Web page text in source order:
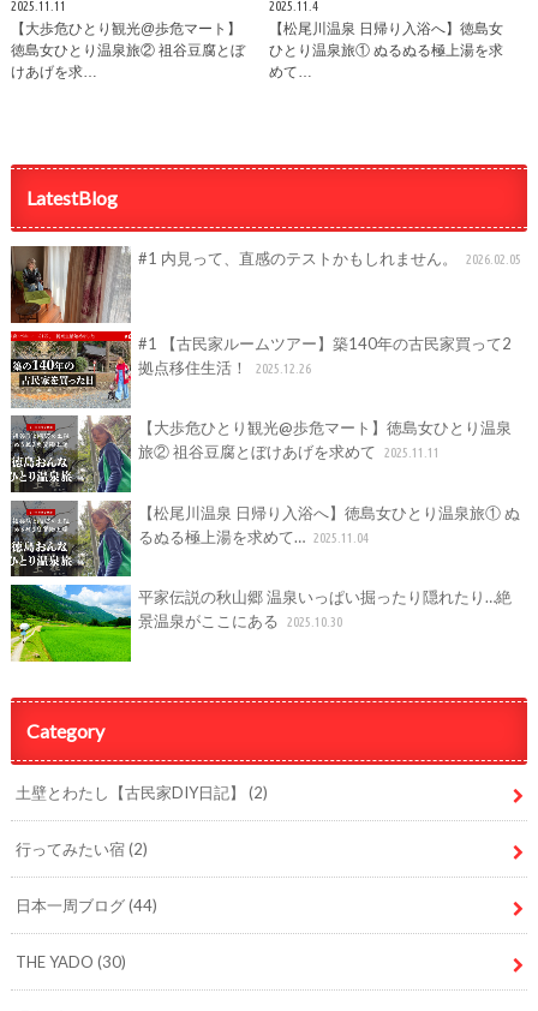
2025.11.11
【大歩危ひとり観光@歩危マート】
徳島女ひとり温泉旅② 祖谷豆腐とぼ
けあげを求…
2025.11.4
【松尾川温泉 日帰り入浴へ】徳島女
ひとり温泉旅① ぬるぬる極上湯を求
めて…
LatestBlog
#1 内見って、直感のテストかもしれません。 2026.02.05
#1 【古民家ルームツアー】築140年の古民家買って2
拠点移住生活！
2025.12.26
【大歩危ひとり観光@歩危マート】徳島女ひとり温泉
旅② 祖谷豆腐とぼけあげを求めて
2025.11.11
【松尾川温泉 日帰り入浴へ】徳島女ひとり温泉旅① ぬ
るぬる極上湯を求めて… 2025.11.04
平家伝説の秋山郷 温泉いっぱい掘ったり隠れたり…絶
景温泉がここにある
2025.10.30
Category
土壁とわたし【古民家DIY日記】 (2)
行ってみたい宿(2)
日本一周ブログ(44)
THE YADO (30)